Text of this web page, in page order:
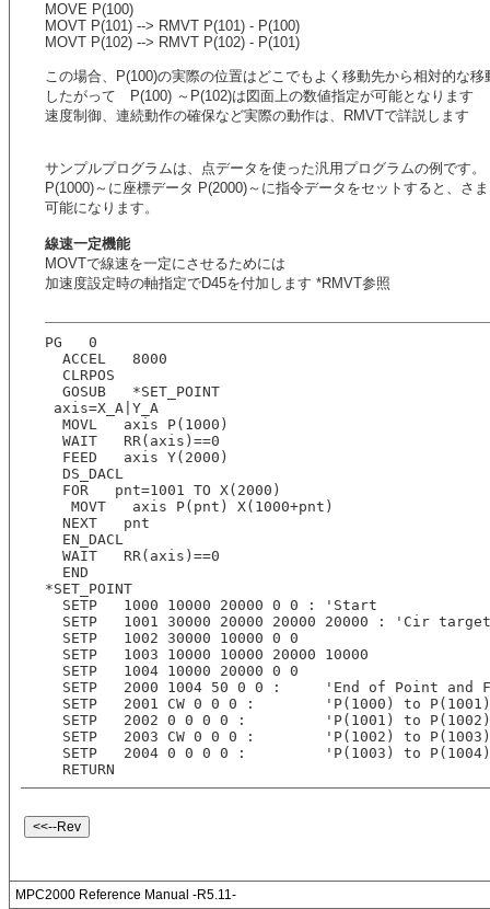
MOVE P(100)
MOVT P(101) --> RMVT P(101) - P(100)
MOVT P(102) --> RMVT P(102) - P(101)
この場合、P(100)の実際の位置はどこでもよく移動先から相対的な移
したがって P(100) ～P(102)は図面上の数値指定が可能となります
速度制御、連続動作の確保など実際の動作は、RMVTで詳説します
サンプルプログラムは、点データを使った汎用プログラムの例です。
P(1000)～に座標データ P(2000)～に指令データをセットすると、さ
可能になります。
線速一定機能
MOVTで線速を一定にさせるためには
加速度設定時の軸指定でD45を付加します *RMVT参照
PG   0
  ACCEL   8000
  CLRPOS
  GOSUB   *SET_POINT
axis=X_A|Y_A
  MOVL   axis P(1000)
  WAIT   RR(axis)==0
  FEED   axis Y(2000)
  DS_DACL
  FOR   pnt=1001 TO X(2000)
   MOVT   axis P(pnt) X(1000+pnt)
  NEXT   pnt
  EN_DACL
  WAIT   RR(axis)==0
  END
*SET_POINT
  SETP   1000 10000 20000 0 0 : 'Start
SETP   1001 30000 20000 20000 20000 : 'Cir
  SETP   1002 30000 10000 0 0
  SETP   1003 10000 10000 20000 10000
  SETP   1004 10000 20000 0 0
SETP   2000 1004 50 0 0 :     'End of Point and
SETP   2001 CW 0 0 0 :        'P(1000) to
SETP   2002 0 0 0 0 :         'P(1001) to
SETP   2003 CW 0 0 0 :        'P(1002) to
SETP   2004 0 0 0 0 :         'P(1003) to
  RETURN
MPC2000 Reference Manual -R5.11-